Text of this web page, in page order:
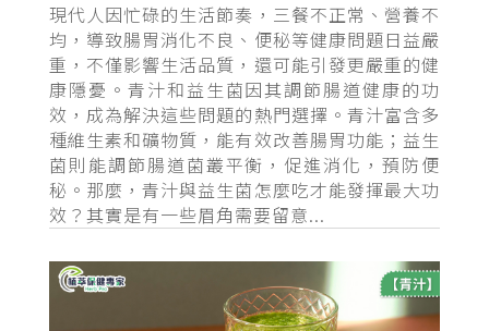
現代人因忙碌的生活節奏，三餐不正常、營養不
均，導致腸胃消化不良、便秘等健康問題日益嚴
重，不僅影響生活品質，還可能引發更嚴重的健
康隱憂。青汁和益生菌因其調節腸道健康的功
效，成為解決這些問題的熱門選擇。青汁富含多
種維生素和礦物質，能有效改善腸胃功能；益生
菌則能調節腸道菌叢平衡，促進消化，預防便
秘。那麼，青汁與益生菌怎麼吃才能發揮最大功
效？其實是有一些眉角需要留意...